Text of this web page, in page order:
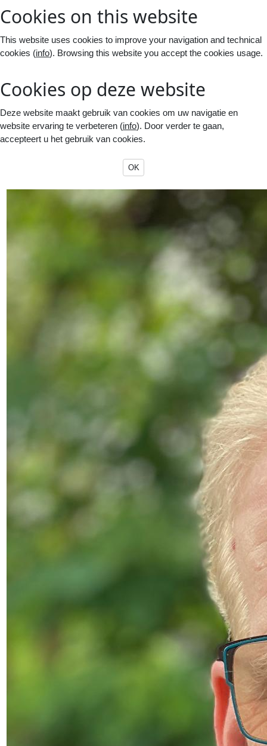
Cookies on this website
This website uses cookies to improve your navigation and technical
cookies (info). Browsing this website you accept the cookies usage.
Cookies op deze website
Deze website maakt gebruik van cookies om uw navigatie en
website ervaring te verbeteren (info). Door verder te gaan,
accepteert u het gebruik van cookies.
OK